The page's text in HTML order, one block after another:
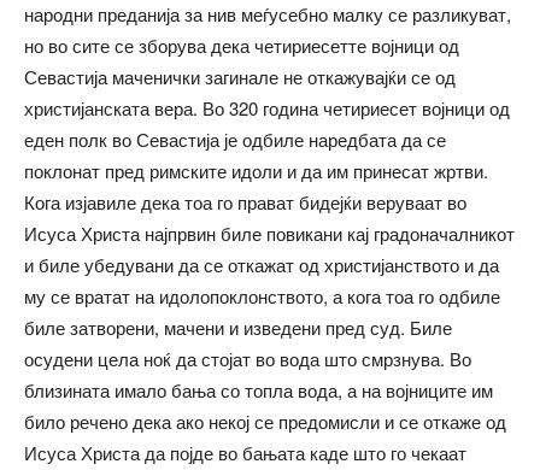
народни преданија за нив меѓусебно малку се разликуват,
но во сите се зборува дека четириесетте војници од
Севастија маченички загинале не откажувајќи се од
христијанската вера. Во 320 година четириесет војници од
еден полк во Севастија је одбиле наредбата да се
поклонат пред римските идоли и да им принесат жртви.
Кога изјавиле дека тоа го прават бидејќи веруваат во
Исуса Христа најпрвин биле повикани кај градоначалникот
и биле убедувани да се откажат од христијанството и да
му се вратат на идолопоклонството, а кога тоа го одбиле
биле затворени, мачени и изведени пред суд. Биле
осудени цела ноќ да стојат во вода што смрзнува. Во
близината имало бања со топла вода, а на војниците им
било речено дека ако некој се предомисли и се откаже од
Исуса Христа да појде во бањата каде што го чекаат